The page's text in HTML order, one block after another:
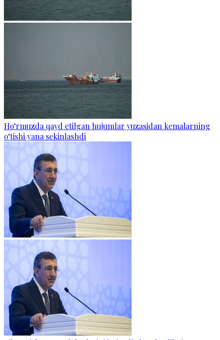
Ho‘rmuzda qayd etilgan hujumlar yuzasidan kemalarning
o‘tishi yana sekinlashdi